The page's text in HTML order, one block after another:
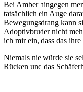
Bei Amber hingegen
tatsächlich ein Auge
Bewegungsdrang kann
Adoptivbruder nicht
ich mir ein, dass das ihre
Niemals nie würde sie
Rücken und das